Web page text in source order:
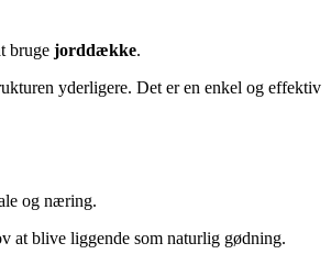
bruge jorddække.
yderligere. Det er en enkel og effektiv
og næring.
at blive liggende som naturlig gødning.